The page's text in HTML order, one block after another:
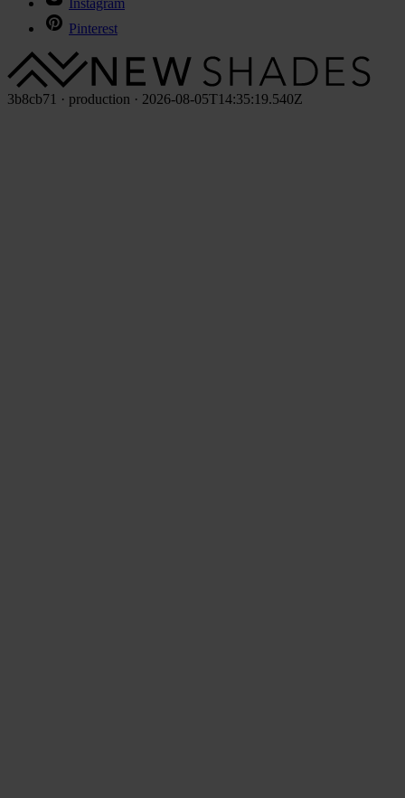
Pinterest
3b8cb71 · production · 2026-08-05T14:35:19.540Z